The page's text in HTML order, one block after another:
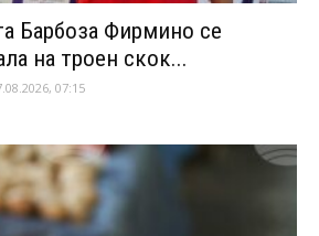
Барбоза Фирмино се
на троен скок...
07:15